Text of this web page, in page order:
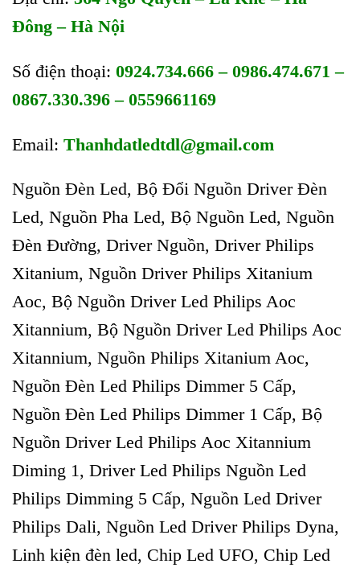
Đông – Hà Nội
Số điện thoại: 0924.734.666 – 0986.474.671 –
0867.330.396 – 0559661169
Email: Thanhdatledtdl@gmail.com
Nguồn Đèn Led, Bộ Đổi Nguồn Driver Đèn
Led, Nguồn Pha Led, Bộ Nguồn Led, Nguồn
Đèn Đường, Driver Nguồn, Driver Philips
Xitanium, Nguồn Driver Philips Xitanium
Aoc, Bộ Nguồn Driver Led Philips Aoc
Xitannium, Bộ Nguồn Driver Led Philips Aoc
Xitannium, Nguồn Philips Xitanium Aoc,
Nguồn Đèn Led Philips Dimmer 5 Cấp,
Nguồn Đèn Led Philips Dimmer 1 Cấp, Bộ
Nguồn Driver Led Philips Aoc Xitannium
Diming 1, Driver Led Philips Nguồn Led
Philips Dimming 5 Cấp, Nguồn Led Driver
Philips Dali, Nguồn Led Driver Philips Dyna,
Linh kiện đèn led, Chip Led UFO, Chip Led